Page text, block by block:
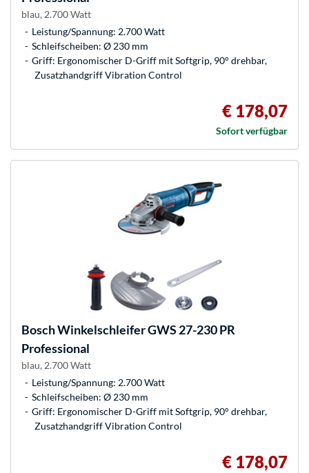
blau, 2.700 Watt
Leistung/Spannung: 2.700 Watt
Schleifscheiben: Ø 230 mm
Griff: Ergonomischer D-Griff mit Softgrip, 90° drehbar,
Zusatzhandgriff Vibration Control
€ 178,07
Sofort verfügbar
BoschWinkelschleifer GWS 27-230 PR
Professional
blau, 2.700 Watt
Leistung/Spannung: 2.700 Watt
Schleifscheiben: Ø 230 mm
Griff: Ergonomischer D-Griff mit Softgrip, 90° drehbar,
Zusatzhandgriff Vibration Control
€ 178,07